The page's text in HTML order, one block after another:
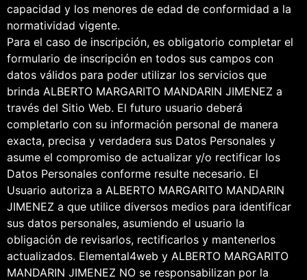
capacidad y los menores de edad de conformidad a la
normatividad vigente.
Para el caso de inscripción, es obligatorio completar el
formulario de inscripción en todos sus campos con
datos válidos para poder utilizar los servicios que
brinda ALBERTO MARGARITO MANDARIN JIMENEZ a
través del Sitio Web. El futuro usuario deberá
completarlo con su información personal de manera
exacta, precisa y verdadera sus Datos Personales y
asume el compromiso de actualizar y/o rectificar los
Datos Personales conforme resulte necesario. El
Usuario autoriza a ALBERTO MARGARITO MANDARIN
JIMENEZ a que utilice diversos medios para identificar
sus datos personales, asumiendo el usuario la
obligación de revisarlos, rectificarlos y mantenerlos
actualizados. Elemental4web y ALBERTO MARGARITO
MANDARIN JIMENEZ NO se responsabilizan por la